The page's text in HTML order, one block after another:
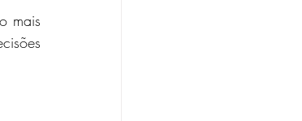
mais